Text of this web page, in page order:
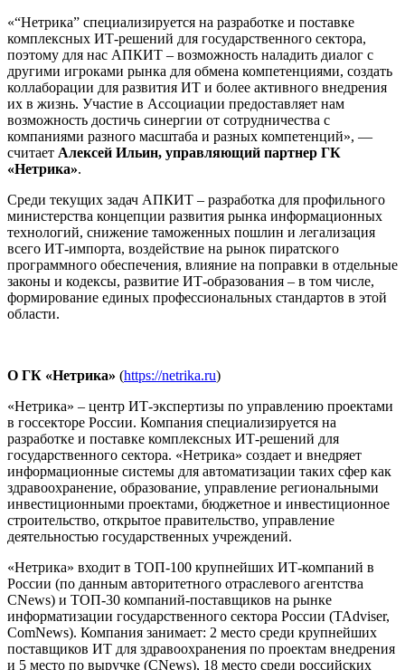
«“Нетрика” специализируется на разработке и поставке
комплексных ИТ-решений для государственного сектора,
поэтому для нас АПКИТ – возможность наладить диалог с
другими игроками рынка для обмена компетенциями, создать
коллаборации для развития ИТ и более активного внедрения
их в жизнь. Участие в Ассоциации предоставляет нам
возможность достичь синергии от сотрудничества с
компаниями разного масштаба и разных компетенций», —
считает Алексей Ильин, управляющий партнер ГК
«Нетрика».
Среди текущих задач АПКИТ – разработка для профильного
министерства концепции развития рынка информационных
технологий, снижение таможенных пошлин и легализация
всего ИТ-импорта, воздействие на рынок пиратского
программного обеспечения, влияние на поправки в отдельные
законы и кодексы, развитие ИТ-образования – в том числе,
формирование единых профессиональных стандартов в этой
области.
О ГК «Нетрика» (https://netrika.ru)
«Нетрика» – центр ИТ-экспертизы по управлению проектами
в госсекторе России. Компания специализируется на
разработке и поставке комплексных ИТ-решений для
государственного сектора. «Нетрика» создает и внедряет
информационные системы для автоматизации таких сфер как
здравоохранение, образование, управление региональными
инвестиционными проектами, бюджетное и инвестиционное
строительство, открытое правительство, управление
деятельностью государственных учреждений.
«Нетрика» входит в ТОП-100 крупнейших ИТ-компаний в
России (по данным авторитетного отраслевого агентства
CNews) и ТОП-30 компаний-поставщиков на рынке
информатизации государственного сектора России (TAdviser,
СomNews). Компания занимает: 2 место среди крупнейших
поставщиков ИТ для здравоохранения по проектам внедрения
и 5 место по выручке (CNews), 18 место среди российских